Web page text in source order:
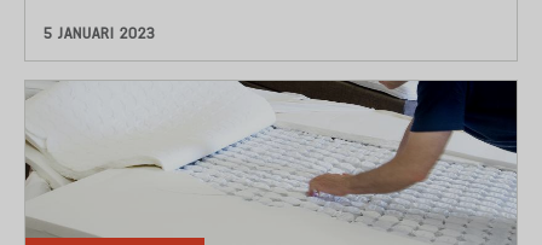
5 JANUARI 2023